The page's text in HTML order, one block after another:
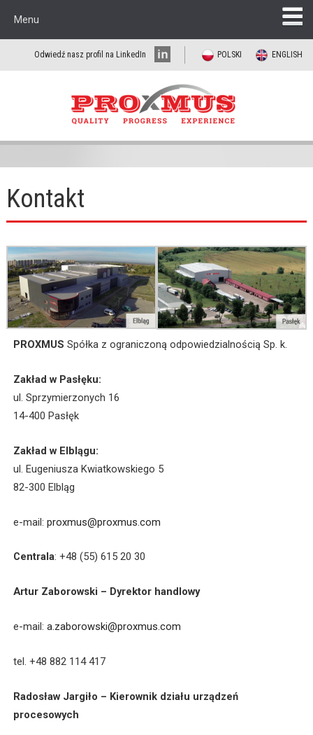
Menu
Odwiedź nasz profil na LinkedIn POLSKI ENGLISH
Kontakt
PROXMUS Spółka z ograniczoną odpowiedzialnością Sp. k.
Zakład w Pasłęku:
ul. Sprzymierzonych 16
14-400 Pasłęk
Zakład w Elblągu:
ul. Eugeniusza Kwiatkowskiego 5
82-300 Elbląg
e-mail: proxmus@proxmus.com
Centrala: +48 (55) 615 20 30
Artur Zaborowski – Dyrektor handlowy
e-mail: a.zaborowski@proxmus.com
tel. +48 882 114 417
Radosław Jargiło – Kierownik działu urządzeń
procesowych